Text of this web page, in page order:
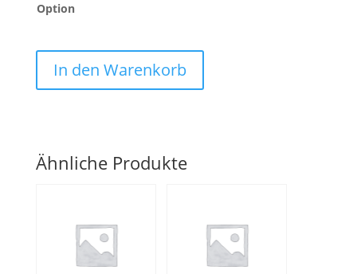
Option
In den Warenkorb
Ähnliche Produkte